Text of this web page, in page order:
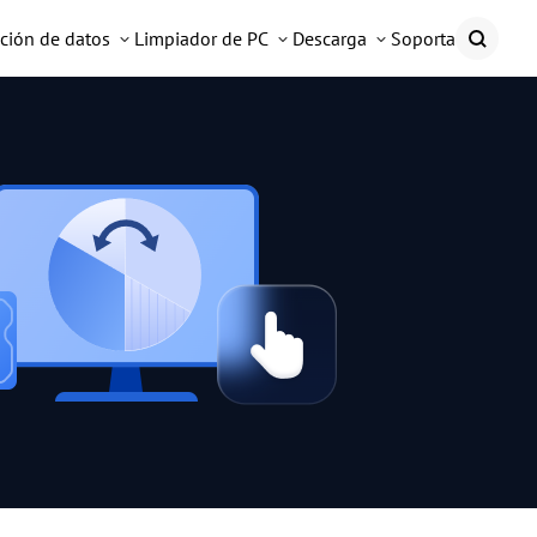
de datos Limpiador de PC Descarga Soporta